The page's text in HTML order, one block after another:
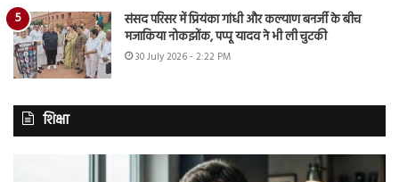
संसद परिसर में प्रियंका गांधी और कल्याण बनर्जी के बीच
मजाकिया नोकझोंक, पप्पू यादव ने भी ली चुटकी
30 July 2026 - 2:22 PM
शिक्षा